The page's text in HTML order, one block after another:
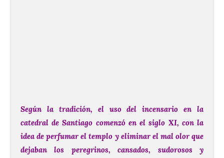
Según la tradición, el uso del incensario en la
catedral de Santiago comenzó en el siglo XI, con la
idea de perfumar el templo y eliminar el mal olor que
dejaban los peregrinos, cansados, sudorosos y